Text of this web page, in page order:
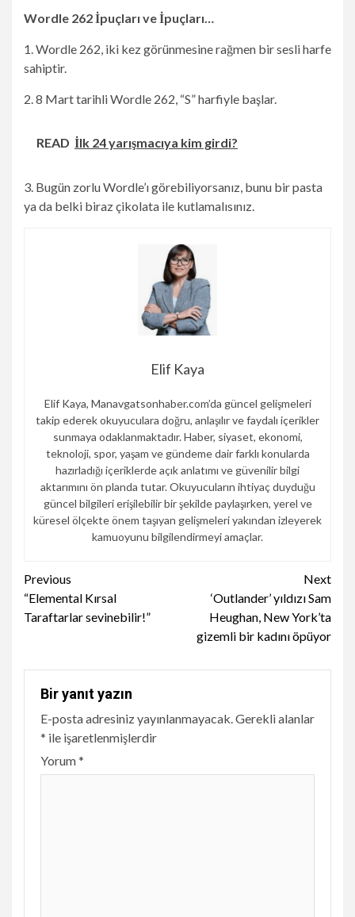
Wordle 262 İpuçları ve İpuçları…
1. Wordle 262, iki kez görünmesine rağmen bir sesli harfe
sahiptir.
2. 8 Mart tarihli Wordle 262, “S” harfiyle başlar.
READ İlk 24 yarışmacıya kim girdi?
3. Bugün zorlu Wordle’ı görebiliyorsanız, bunu bir pasta
ya da belki biraz çikolata ile kutlamalısınız.
Elif Kaya
Elif Kaya, Manavgatsonhaber.com’da güncel gelişmeleri
takip ederek okuyuculara doğru, anlaşılır ve faydalı içerikler
sunmaya odaklanmaktadır. Haber, siyaset, ekonomi,
teknoloji, spor, yaşam ve gündeme dair farklı konularda
hazırladığı içeriklerde açık anlatımı ve güvenilir bilgi
aktarımını ön planda tutar. Okuyucuların ihtiyaç duyduğu
güncel bilgileri erişilebilir bir şekilde paylaşırken, yerel ve
küresel ölçekte önem taşıyan gelişmeleri yakından izleyerek
kamuoyunu bilgilendirmeyi amaçlar.
Continue
Reading
Previous
“Elemental Kırsal
Taraftarlar sevinebilir!”
Next
‘Outlander’ yıldızı Sam
Heughan, New York’ta
gizemli bir kadını öpüyor
Bir yanıt yazın
E-posta adresiniz yayınlanmayacak. Gerekli alanlar
* ile işaretlenmişlerdir
Yorum*